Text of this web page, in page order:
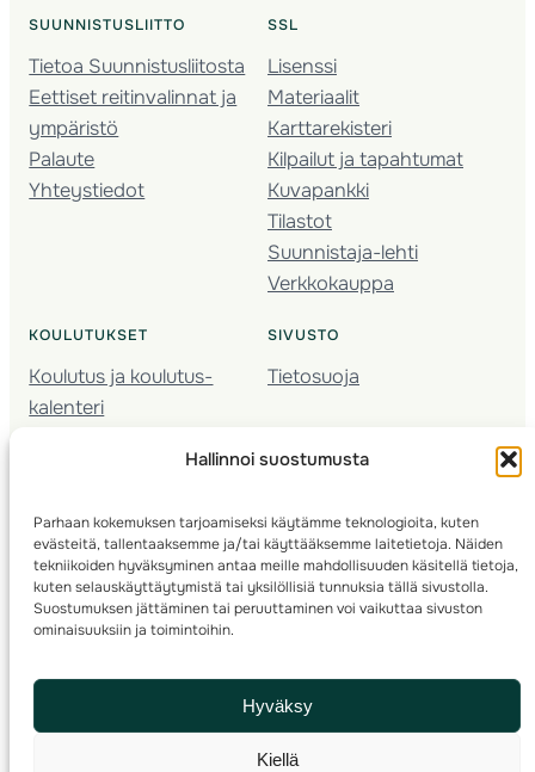
Hallinnoi suostumusta
Parhaan kokemuksen tarjoamiseksi käytämme teknologioita, kuten
evästeitä, tallentaaksemme ja/tai käyttääksemme laitetietoja. Näiden
tekniikoiden hyväksyminen antaa meille mahdollisuuden käsitellä tietoja,
kuten selauskäyttäytymistä tai yksilöllisiä tunnuksia tällä sivustolla.
Suostumuksen jättäminen tai peruuttaminen voi vaikuttaa sivuston
ominaisuuksiin ja toimintoihin.
Hyväksy
Kiellä
SUUNNISTUSLIITTO
Tietoa Suunnistusliitosta
Eettiset reitinvalinnat ja
ympäristö
Palaute
Yhteystiedot
SSL
Lisenssi
Materiaalit
Karttarekisteri
Kilpailut ja tapahtumat
Kuvapankki
Tilastot
Suunnistaja-lehti
Verkkokauppa
KOULUTUKSET
Koulutus ja koulutus­
kalenteri
Seura­kehittäminen
Kartoitus
Ratamestari
SIVUSTO
Tietosuoja
© 2025 ·Suomen Suunnistusliitto· Valimotie 10, 00380 Helsinki, Finland
info(a)suunnistusliitto.fi,Rastilipun asiat: rastilippu(a)suunnistusliitto.fi
Kilpailut ja kuntorastit – Rastilippu:::Rastilipun ohjeet